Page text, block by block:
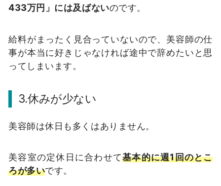
433万円」には及ばないのです。
給料がまったく見合っていないので、美容師の仕
事が本当に好きじゃなければ途中で辞めたいと思
ってしまいます。
3.休みが少ない
美容師は休日も多くはありません。
美容室の定休日に合わせて基本的に週1回のとこ
ろが多いです。